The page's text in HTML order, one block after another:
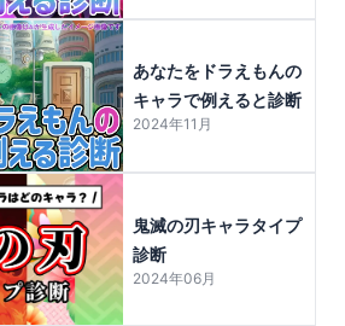
あなたをドラえもんの
キャラで例えると診断
2024年11月
鬼滅の刃キャラタイプ
診断
2024年06月